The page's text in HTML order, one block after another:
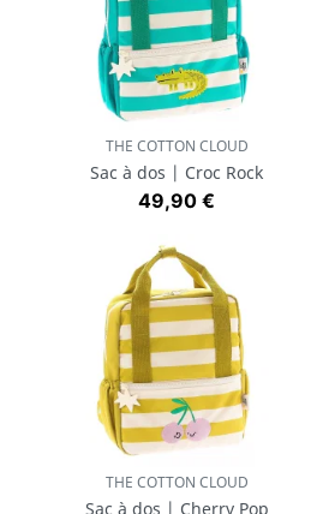
THE COTTON CLOUD
Sac à dos | Croc Rock
Prix
49,90 €
THE COTTON CLOUD
Sac à dos | Cherry Pop